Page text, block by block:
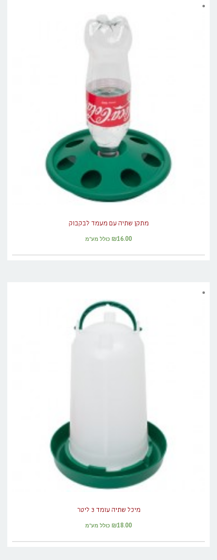
מתקן שתיה עם מעמד לבקבוק
₪16.00 כולל מע"מ
מיכל שתיה עומד 3 ליטר
₪18.00 כולל מע"מ